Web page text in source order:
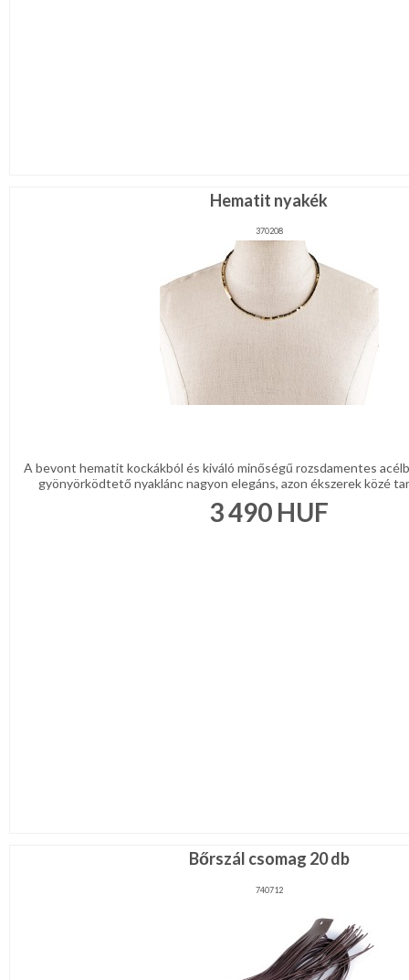
Hematit nyakék
370208
A bevont hematit kockákból és kiváló minőségű rozsdamentes
gyönyörködtető nyaklánc nagyon elegáns, azon ékszerek közé
3 490 HUF
Bőrszál csomag 20 db
740712